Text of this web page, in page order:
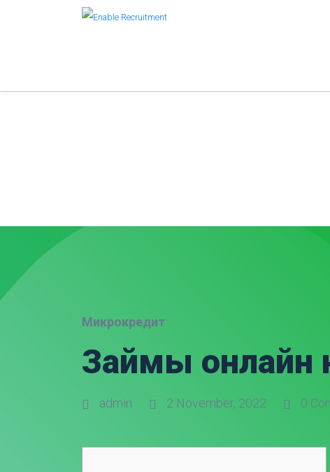
Микрокредит
Займы онлайн
admin 2 November, 2022 0